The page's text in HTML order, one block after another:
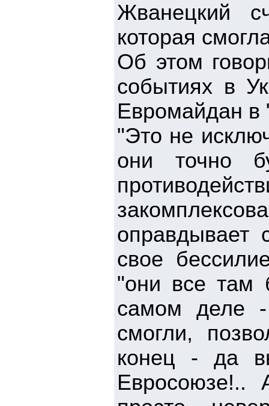
Жванецкий
которая
Об этом
событиях в
Евромайдан в
"Это не
они точно
оправдывает
свое
"они все там
самом деле -
смогли,
конец - да